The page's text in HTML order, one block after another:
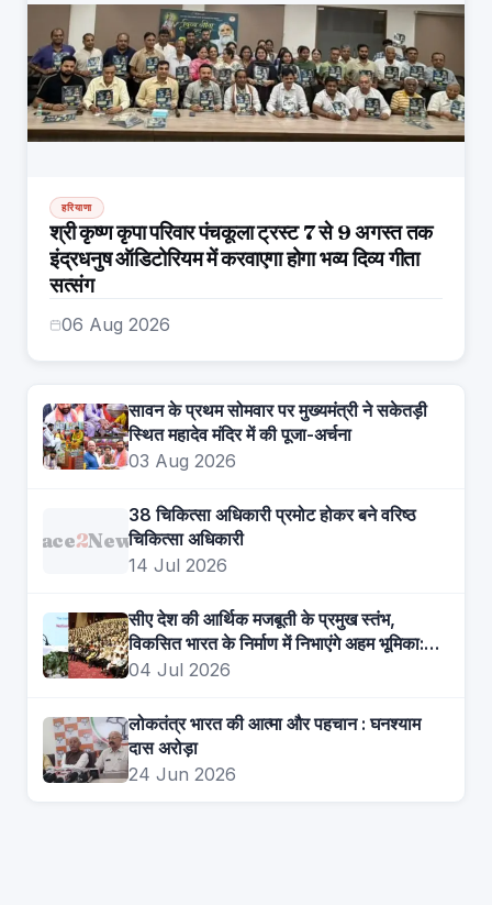
हरियाणा
श्री कृष्ण कृपा परिवार पंचकूला ट्रस्ट 7 से 9 अगस्त तक
इंद्रधनुष ऑडिटोरियम में करवाएगा होगा भव्य दिव्य गीता
सत्संग
06 Aug 2026
सावन के प्रथम सोमवार पर मुख्यमंत्री ने सकेतड़ी
स्थित महादेव मंदिर में की पूजा-अर्चना
03 Aug 2026
Face2News
38 चिकित्सा अधिकारी प्रमोट होकर बने वरिष्ठ
चिकित्सा अधिकारी
14 Jul 2026
सीए देश की आर्थिक मजबूती के प्रमुख स्तंभ,
विकसित भारत के निर्माण में निभाएंगे अहम भूमिका:
मुख्यमंत्री
04 Jul 2026
लोकतंत्र भारत की आत्मा और पहचान : घनश्याम
दास अरोड़ा
24 Jun 2026